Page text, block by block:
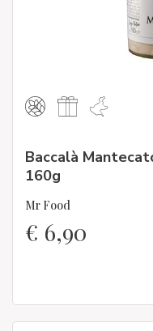
Baccalà
160g
Mr Food
€ 6,90